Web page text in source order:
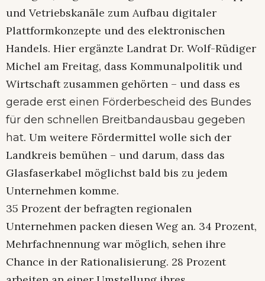
und Vetriebs­kanäle zum Aufbau digitaler
Plattform­konzepte und des elektronischen
Handels. Hier ergänzte Landrat Dr. Wolf-Rüdiger
Michel am Freitag, dass Kommunalpolitik und
Wirtschaft zusammen gehörten – und dass es
gerade erst einen Förderbescheid des Bundes
für den schnellen Breitbandausbau gegeben
hat. Um weitere Fördermittel wolle sich der
Landkreis bemühen – und darum, dass das
Glasfaserkabel möglichst bald bis zu jedem
Unternehmen komme.
35 Prozent der befragten regionalen
Unternehmen packen diesen Weg an. 34 Prozent,
Mehrfachnennung war möglich, sehen ihre
Chance in der Rationalisierung. 28 Prozent